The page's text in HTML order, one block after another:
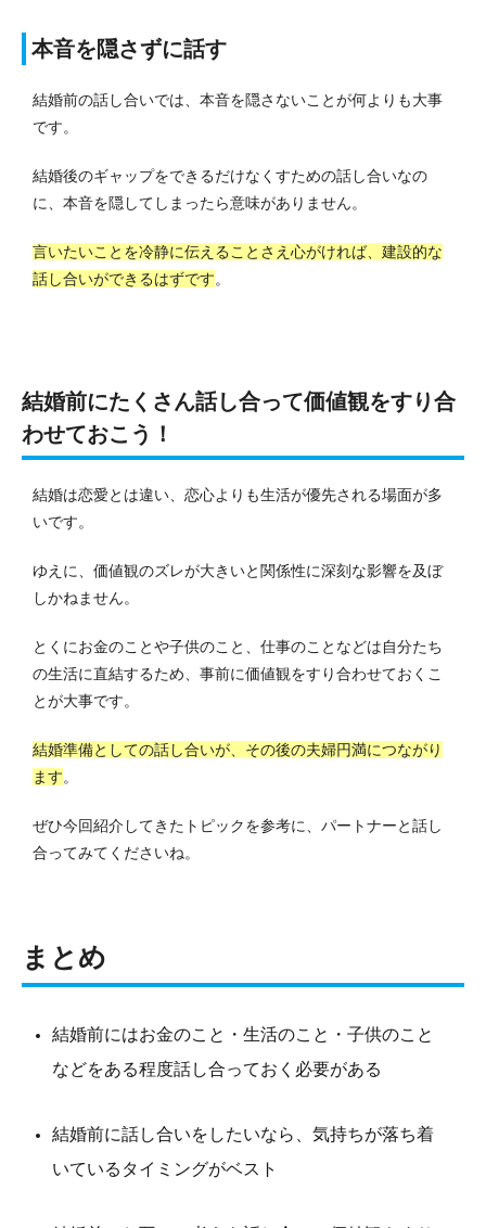
本音を隠さずに話す
結婚前の話し合いでは、本音を隠さないことが何よりも大事
です。
結婚後のギャップをできるだけなくすための話し合いなの
に、本音を隠してしまったら意味がありません。
言いたいことを冷静に伝えることさえ心がければ、建設的な
話し合いができるはずです。
結婚前にたくさん話し合って価値観をすり合
わせておこう！
結婚は恋愛とは違い、恋心よりも生活が優先される場面が多
いです。
ゆえに、価値観のズレが大きいと関係性に深刻な影響を及ぼ
しかねません。
とくにお金のことや子供のこと、仕事のことなどは自分たち
の生活に直結するため、事前に価値観をすり合わせておくこ
とが大事です。
結婚準備としての話し合いが、その後の夫婦円満につながり
ます。
ぜひ今回紹介してきたトピックを参考に、パートナーと話し
合ってみてくださいね。
まとめ
結婚前にはお金のこと・生活のこと・子供のこと
などをある程度話し合っておく必要がある
結婚前に話し合いをしたいなら、気持ちが落ち着
いているタイミングがベスト